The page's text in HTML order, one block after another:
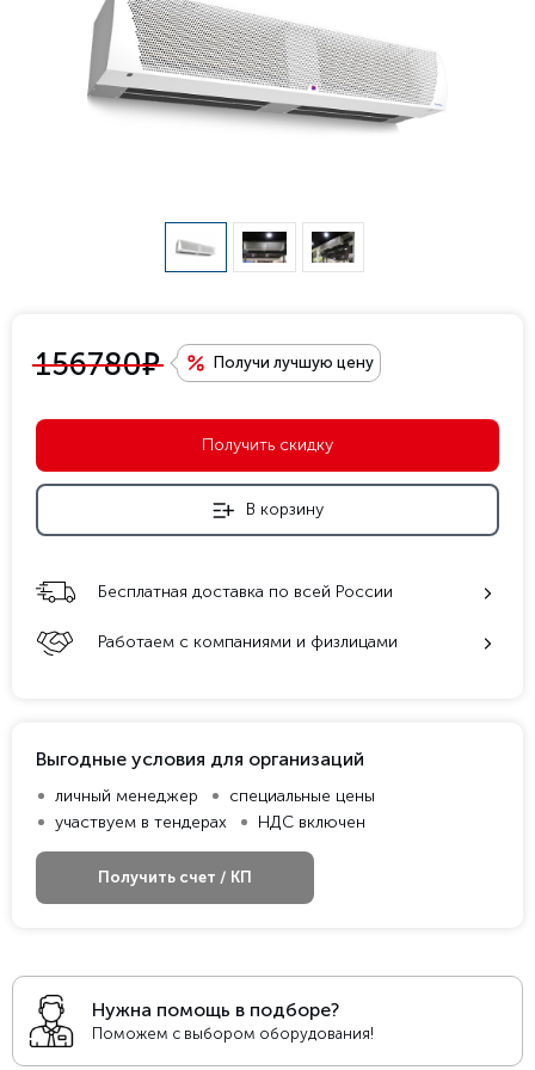
Нужна помощь в подборе?
Поможем с выбором оборудования!
156780е Получи лучшую цену
Получить скидку
В корзину
Бесплатная доставка по всей России
Работаем с компаниями и физлицами
Выгодные условия для организаций
личный менеджер
специальные цены
участвуем в тендерах
НДС включен
Получить счет / КП